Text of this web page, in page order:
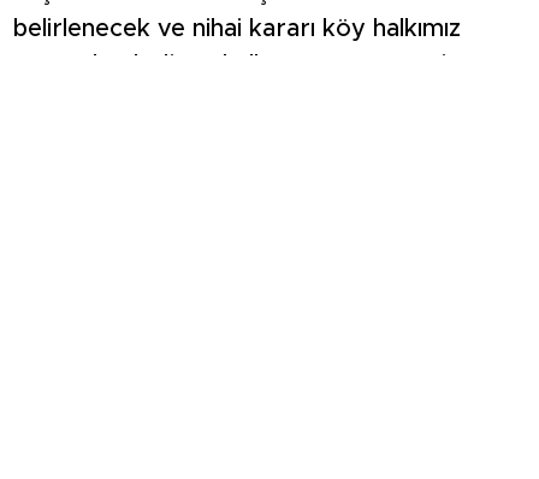
belirlenecek ve nihai kararı köy halkımız